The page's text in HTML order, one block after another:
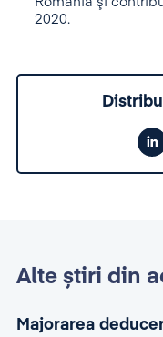
2020.
Alte știri din
Majorarea